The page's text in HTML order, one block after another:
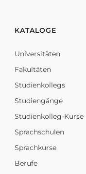
KATALOGE
Universitäten
Fakultäten
Studienkollegs
Studiengänge
Studienkolleg-Kurse
Sprachschulen
Sprachkurse
Berufe